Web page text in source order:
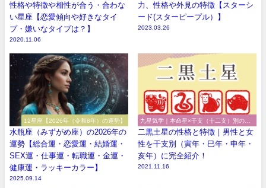
性格や特徴や相性が合う・合わな
い星座【恋愛傾向や好きなタイ
プ・嫌いなタイプは？】
2020.11.06
力、性格や外見の特徴【スターシ
ード(スターピープル）】
2023.03.26
12星座【2026年（令和8年）の運勢】
水瓶座（みずがめ座）の2026年の
運勢【総合運・恋愛運・結婚運・
SEX運・仕事運・転職運・金運・
健康運・ラッキーカラー】
2025.09.14
九星気学｜本命星×干支（十二支）別の性
格や特徴
二黒土星の性格と特徴｜男性と女
性を干支別（寅年・巳年・申年・
亥年）に完全紹介！
2021.11.16